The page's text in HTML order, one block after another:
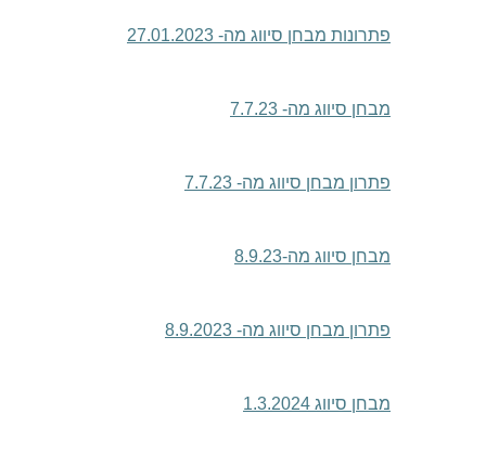
פתרונות מבחן סיווג מה- 27.01.2023
מבחן סיווג מה- 7.7.23
פתרון מבחן סיווג מה- 7.7.23
מבחן סיווג מה-8.9.23
פתרון מבחן סיווג מה- 8.9.2023
מבחן סיווג 1.3.2024